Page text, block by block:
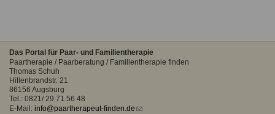
Das Portal für Paar- und Familientherapie
Paartherapie / Paarberatung / Familientherapie finden
Thomas Schuh
Hillenbrandstr. 21
86156 Augsburg
Tel.: 0821/ 29 71 56 48
E-Mail: info@paartherapeut-finden.de (link